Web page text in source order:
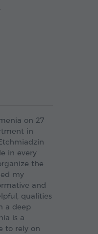
on 27
in
in every
the
my
and
qualities
a deep
is a
to rely on